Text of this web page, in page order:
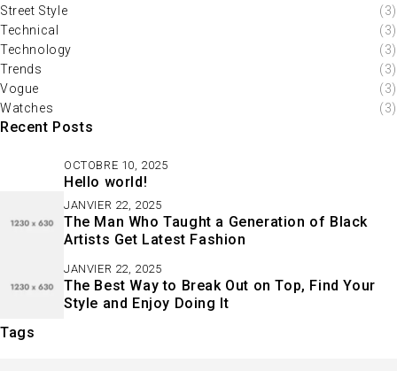
Street Style
(3)
Technical
(3)
Technology
(3)
Trends
(3)
Vogue
(3)
Watches
(3)
Recent Posts
OCTOBRE 10, 2025
Hello world!
JANVIER 22, 2025
The Man Who Taught a Generation of Black
Artists Get Latest Fashion
JANVIER 22, 2025
The Best Way to Break Out on Top, Find Your
Style and Enjoy Doing It
Tags